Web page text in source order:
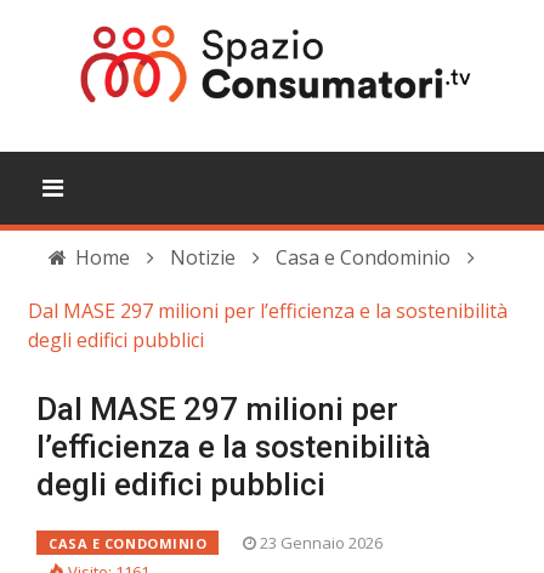
Home Notizie
Casa e Condominio
Dal MASE 297 milioni per l’efficienza e la sostenibilità
degli edifici pubblici
Dal MASE 297 milioni per
l’efficienza e la sostenibilità
degli edifici pubblici
CASA E CONDOMINIO
23 Gennaio 2026